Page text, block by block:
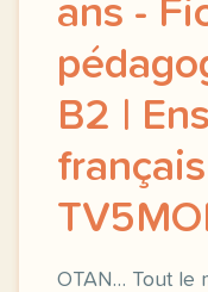
ans -
B2 |
OTAN… Tout le